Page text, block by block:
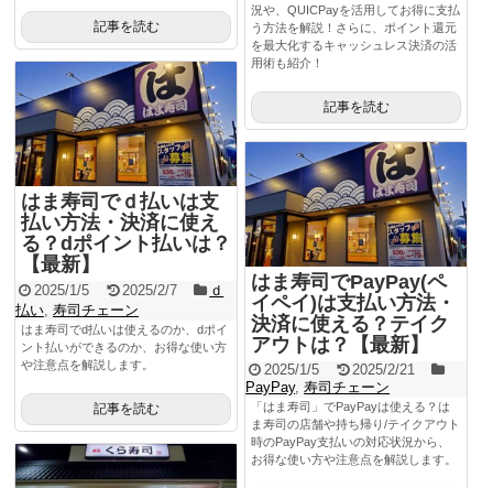
記事を読む
況や、QUICPayを活用してお得に支払
う方法を解説！さらに、ポイント還元
を最大化するキャッシュレス決済の活
用術も紹介！
記事を読む
はま寿司でｄ払いは支
払い方法・決済に使え
る？dポイント払いは？
【最新】
2025/1/5 2025/2/7
ｄ
払い 寿司チェーン
はま寿司でd払いは使えるのか、dポイ
ント払いができるのか、お得な使い方
や注意点を解説します。
記事を読む
はま寿司でPayPay(ペ
イペイ)は支払い方法・
決済に使える？テイク
アウトは？【最新】
2025/1/5
2025/2/21
PayPay,寿司チェーン
「はま寿司」でPayPayは使える？は
ま寿司の店舗や持ち帰り/テイクアウト
時のPayPay支払いの対応状況から、
お得な使い方や注意点を解説します。